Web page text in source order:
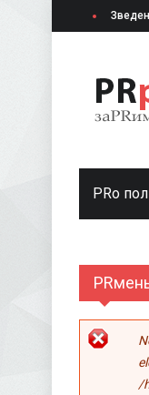
Перейти к основному
PRo
/